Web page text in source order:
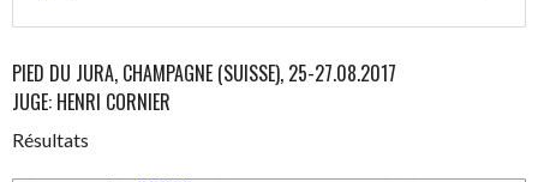
PIED DU JURA, CHAMPAGNE (SUISSE), 25-27.08.2017
JUGE: HENRI CORNIER
Résultats